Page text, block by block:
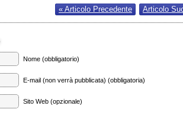
« Articolo Precedente Articolo
Nome (obbligatorio)
E-mail (non verrà pubblicata) (obbligatoria)
Sito Web (opzionale)